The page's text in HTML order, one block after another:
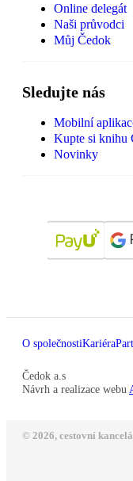
Online delegát
Naši průvodci
Můj Čedok
Sledujte nás
Mobilní
Kupte si knihu
Novinky
O společnostiKariéra
Čedok a.s
Návrh a realizace webu
© 2026, cestovní